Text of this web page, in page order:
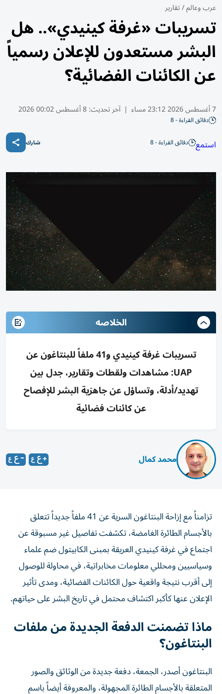
عرب وعالم/تقارير
تسريبات «غرفة كينيدي».. هل
البشر مستعدون للإعلان رسمياً
عن الكائنات الفضائية؟
7 أغسطس 2026 23:12 مساء | آخر تحديث:8 أغسطس 00:02 2026
دقائق القراءة - 8
استمع دقائق القراءة - 8 شارك
الخلاصه
تسريبات غرفة كينيدي و41 ملفاً للبنتاغون عن
UAP: مشاهدات ولقطات وتقارير، جدل بين
تهديد/أدلة، وتساؤل عن جاهزية البشر للإفصاح
عن كائنات فضائية
محمد كمال
تزامناً مع إزاحة البنتاغون السرية عن 41 ملفاً جديداً تتعلق
بالأجسام الطائرة الغامضة، تكشفت تفاصيل غير مسبوقة عن
اجتماع في غرفة كينيدي العريقة بمبنى الكابيتول ضم علماء
وسياسيين ومحللي معلومات مخابراتية، في محاولة للوصول
إلى أقرب نتيجة واقعية حول الكائنات الفضائية، ومدى تأثير
الإعلان عنها كأكبر اكتشاف محتمل في تاريخ البشر على حياتهم.
ماذا تضمنت الدفعة الجديدة من ملفات
البنتاغون؟
البنتاغون أصدر، الجمعة، دفعة جديدة من الوثائق والصور
المتعلقة بالأجسام الطائرة المجهولة، والمعروفة أيضاً باسم